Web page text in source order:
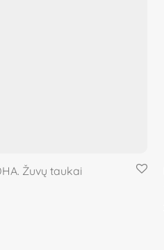
Žuvų taukai